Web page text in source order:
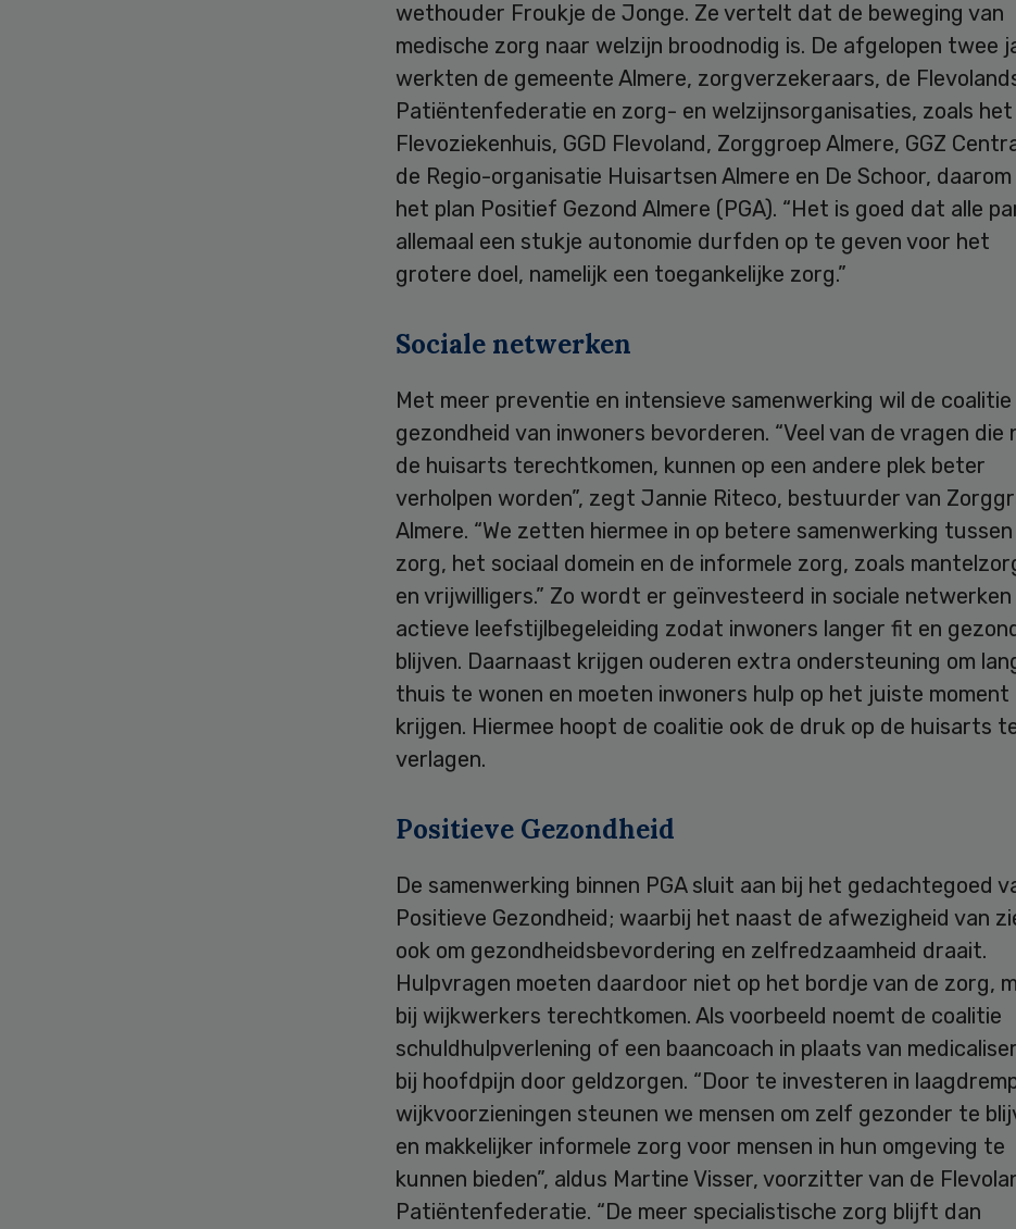
wethouder Froukje de Jonge. Ze vertelt dat de beweging van
medische zorg naar welzijn broodnodig is. De afgelopen twee
werkten de gemeente Almere, zorgverzekeraars, de
Patiëntenfederatie en zorg- en welzijnsorganisaties, zoals het
Flevoziekenhuis, GGD Flevoland, Zorggroep Almere, GGZ
de Regio-organisatie Huisartsen Almere en De Schoor, daarom
het plan Positief Gezond Almere (PGA). “Het is goed dat alle
allemaal een stukje autonomie durfden op te geven voor het
grotere doel, namelijk een toegankelijke zorg.”
Sociale netwerken
Met meer preventie en intensieve samenwerking wil de coalitie
gezondheid van inwoners bevorderen. “Veel van de vragen die
de huisarts terechtkomen, kunnen op een andere plek beter
verholpen worden”, zegt Jannie Riteco, bestuurder van
Almere. “We zetten hiermee in op betere samenwerking
zorg, het sociaal domein en de informele zorg, zoals
en vrijwilligers.” Zo wordt er geïnvesteerd in sociale netwerken
actieve leefstijlbegeleiding zodat inwoners langer fit en
blijven. Daarnaast krijgen ouderen extra ondersteuning om
thuis te wonen en moeten inwoners hulp op het juiste moment
krijgen. Hiermee hoopt de coalitie ook de druk op de huisarts
verlagen.
Positieve Gezondheid
De samenwerking binnen PGA sluit aan bij het gedachtegoed
Positieve Gezondheid; waarbij het naast de afwezigheid van
ook om gezondheidsbevordering en zelfredzaamheid draait.
Hulpvragen moeten daardoor niet op het bordje van de zorg,
bij wijkwerkers terechtkomen. Als voorbeeld noemt de coalitie
schuldhulpverlening of een baancoach in plaats van
bij hoofdpijn door geldzorgen. “Door te investeren in
wijkvoorzieningen steunen we mensen om zelf gezonder te
en makkelijker informele zorg voor mensen in hun omgeving te
kunnen bieden”, aldus Martine Visser, voorzitter van de
Patiëntenfederatie. “De meer specialistische zorg blijft dan